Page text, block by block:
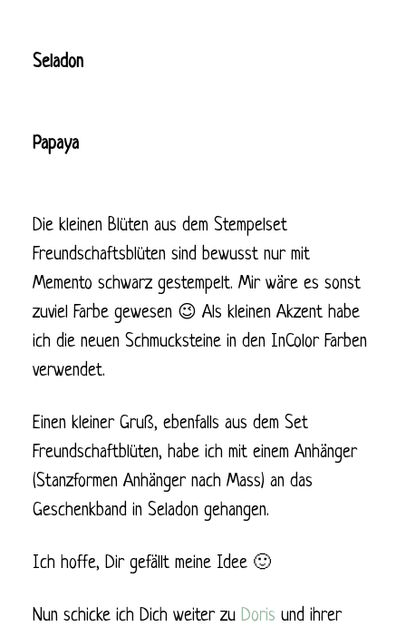
Seladon
Papaya
Die kleinen Blüten aus dem Stempelset
Freundschaftsblüten sind bewusst nur mit
Memento schwarz gestempelt. Mir wäre es sonst
zuviel Farbe gewesen 😉 Als kleinen Akzent habe
ich die neuen Schmucksteine in den InColor Farben
verwendet.
Einen kleiner Gruß, ebenfalls aus dem Set
Freundschaftblüten, habe ich mit einem Anhänger
(Stanzformen Anhänger nach Mass) an das
Geschenkband in Seladon gehangen.
Ich hoffe, Dir gefällt meine Idee 🙂
Nun schicke ich Dich weiter zu Doris und ihrer